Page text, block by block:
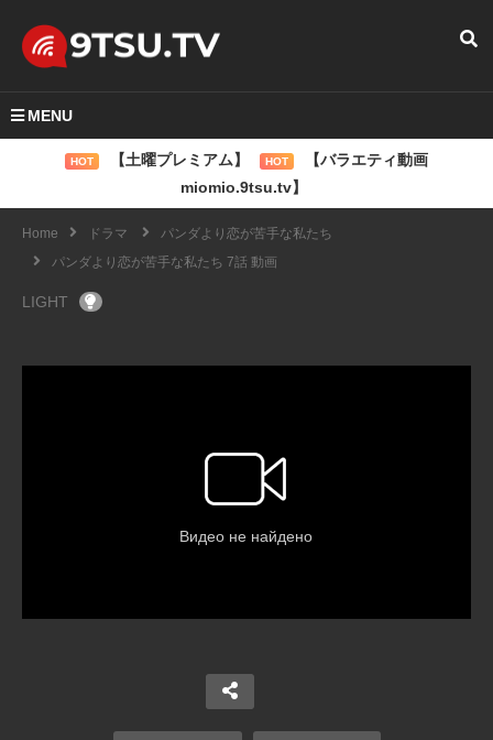
MENU
HOT 【土曜プレミアム】 HOT
【バラエティ動画
miomio.9tsu.tv】
Home ドラマ
パンダより恋が苦手な私たち
パンダより恋が苦手な私たち 7話 動画
LIGHT